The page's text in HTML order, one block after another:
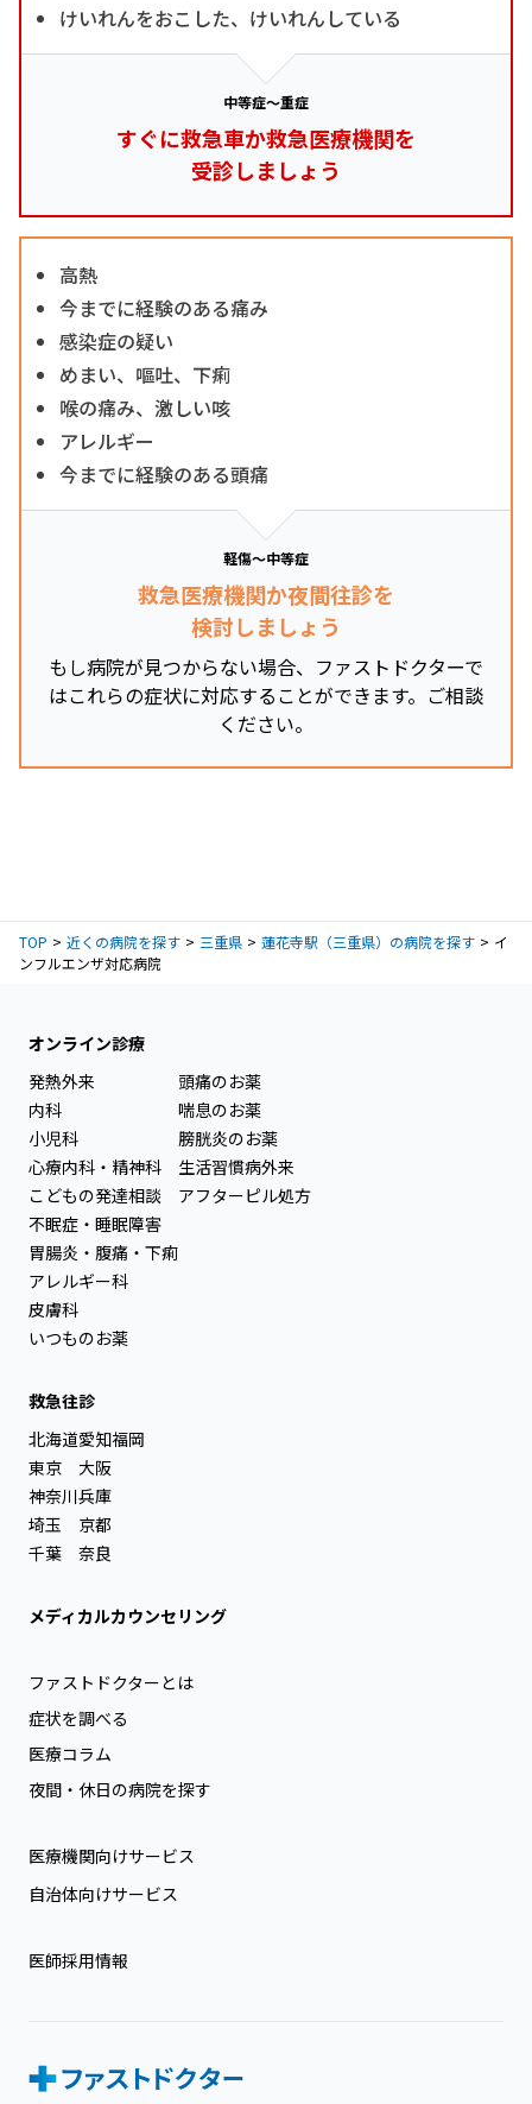
けいれんをおこした、けいれんしている
中等症～重症
すぐに救急車か救急医療機関を
受診しましょう
高熱
今までに経験のある痛み
感染症の疑い
めまい、嘔吐、下痢
喉の痛み、激しい咳
アレルギー
今までに経験のある頭痛
軽傷～中等症
救急医療機関か夜間往診を
検討しましょう
もし病院が見つからない場合、ファストドクターで
はこれらの症状に対応することができます。ご相談
ください。
TOP 近くの病院を探す 三重県 蓮花寺駅（三重県）の病院を探す
イ
ンフルエンザ対応病院
オンライン診療
発熱外来
内科
小児科
心療内科・精神科
こどもの発達相談
不眠症・睡眠障害
胃腸炎・腹痛・下痢
アレルギー科
皮膚科
いつものお薬
頭痛のお薬
喘息のお薬
膀胱炎のお薬
生活習慣病外来
アフターピル処方
救急往診
北海道
東京
神奈川
埼玉
千葉
愛知
大阪
兵庫
京都
奈良
福岡
メディカルカウンセリング
ファストドクターとは
症状を調べる
医療コラム
夜間・休日の病院を探す
医療機関向けサービス
自治体向けサービス
医師採用情報